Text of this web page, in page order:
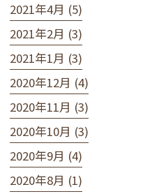
2021年4月 (5)
2021年2月 (3)
2021年1月 (3)
2020年12月 (4)
2020年11月 (3)
2020年10月 (3)
2020年9月 (4)
2020年8月 (1)